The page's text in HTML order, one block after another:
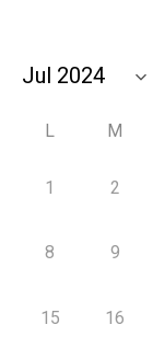
L M
1 2
8 9
15 16